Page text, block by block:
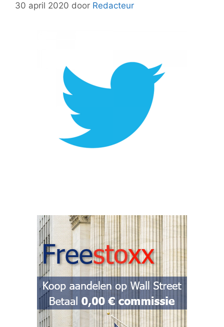
30 april 2020 door Redacteur